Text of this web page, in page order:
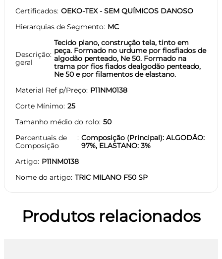
Certificados OEKO-TEX - SEM QUÍMICOS DANOSO
Hierarquias de Segmento MC
Descrição
geral
Tecido plano, construção tela, tinto em
peça. Formado no urdume por fiosfiados de
algodão penteado, Ne 50. Formado na
trama por fios fiados dealgodão penteado,
Ne 50 e por filamentos de elastano.
Material Ref p/Preço P11NM0138
Corte Mínimo 25
Tamanho médio do rolo 50
Percentuais de
Composição
Composição (Principal): ALGODÃO:
97%, ELASTANO: 3%
Artigo P11NM0138
Nome do artigo TRIC MILANO F50 SP
Produtos relacionados